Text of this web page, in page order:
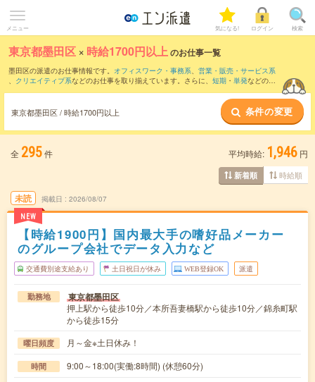
メニュー 気になる! ログイン 検索
東京都墨田区 × 時給1700円以上のお仕事一覧
墨田区の派遣のお仕事情報です。 オフィスワーク・事務系、 営業・販売・サービス系
、 クリエイティブ系などのお仕事を取り揃えています。さらに、 短期 ・ 単発などの期
東京都墨田区 / 時給1700円以上 条件の変更
全 295件 平均時給: 1,946 円
新着順 時給順
未読
NEW
掲載日 2026/08/07
【時給1900円】国内最大手の嗜好品メーカー
のグループ会社でデータ入力など
交通費別途支給あり 土日祝日が休み WEB登録OK 派遣
勤務地 東京都墨田区
押上駅から徒歩10分／本所吾妻橋駅から徒歩10分／錦糸町駅
から徒歩15分
曜日頻度 月～金※土日休み！
時間 9:00～18:00(実働:8時間) (休憩60分)